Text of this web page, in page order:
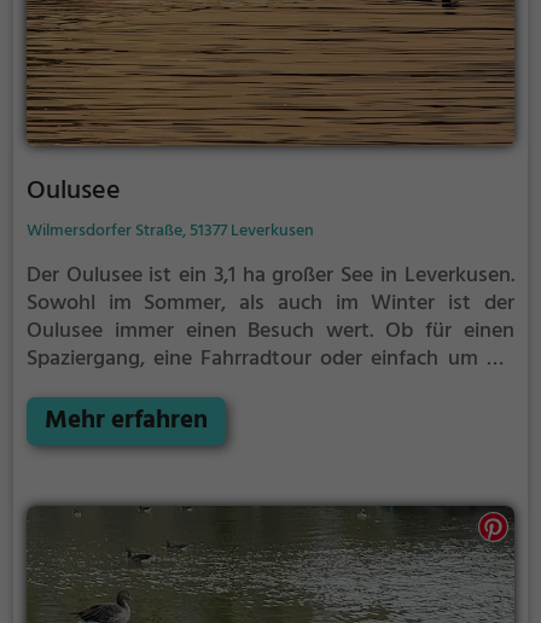
Oulusee
Wilmersdorfer Straße, 51377 Leverkusen
Der Oulusee ist ein 3,1 ha großer See in Leverkusen.
Sowohl im Sommer, als auch im Winter ist der
Oulusee immer einen Besuch wert. Ob für einen
Spaziergang, eine Fahrradtour oder einfach um die
Möglichkeiten für Freizeitaktivitäten.
Mehr erfahren